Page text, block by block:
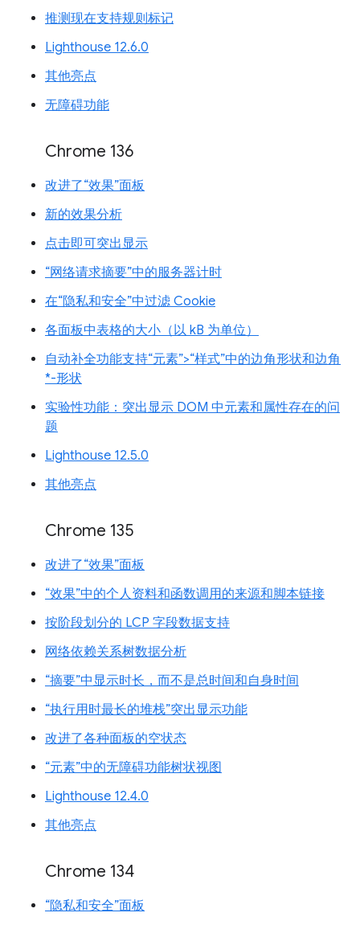
推测现在支持规则标记
Lighthouse 12.6.0
其他亮点
无障碍功能
Chrome 136
改进了“效果”面板
新的效果分析
点击即可突出显示
“网络请求摘要”中的服务器计时
在“隐私和安全”中过滤 Cookie
各面板中表格的大小（以 kB 为单位）
自动补全功能支持“元素”>“样式”中的边角形状和边角
*-形状
实验性功能：突出显示 DOM 中元素和属性存在的问
题
Lighthouse 12.5.0
其他亮点
Chrome 135
改进了“效果”面板
“效果”中的个人资料和函数调用的来源和脚本链接
按阶段划分的 LCP 字段数据支持
网络依赖关系树数据分析
“摘要”中显示时长，而不是总时间和自身时间
“执行用时最长的堆栈”突出显示功能
改进了各种面板的空状态
“元素”中的无障碍功能树状视图
Lighthouse 12.4.0
其他亮点
Chrome 134
“隐私和安全”面板